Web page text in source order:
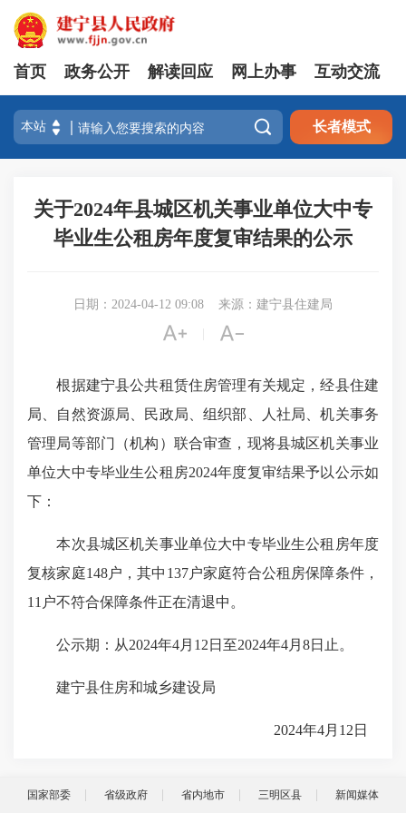
首页 政务公开 解读回应 网上办事 互动交流
 长者模式
关于2024年县城区机关事业单位大中专
毕业生公租房年度复审结果的公示
日期：2024-04-12 09:08 来源：建宁县住建局
 
根据建宁县公共租赁住房管理有关规定，经县住建
局、自然资源局、民政局、组织部、人社局、机关事务
管理局等部门（机构）联合审查，现将县城区机关事业
单位大中专毕业生公租房2024年度复审结果予以公示如
下：
本次县城区机关事业单位大中专毕业生公租房年度
复核家庭148户，其中137户家庭符合公租房保障条件，
11户不符合保障条件正在清退中。
公示期：从2024年4月12日至2024年4月8日止。
建宁县住房和城乡建设局
2024年4月12日
国家部委 省级政府 省内地市 三明区县 新闻媒体